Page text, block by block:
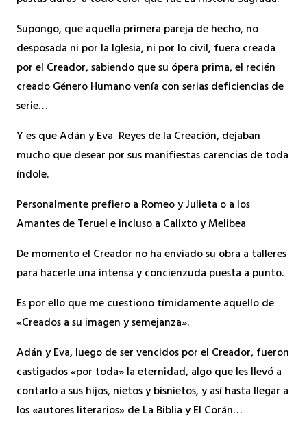
Supongo, que aquella primera pareja de hecho, no
desposada ni por la Iglesia, ni por lo civil, fuera creada
por el Creador, sabiendo que su ópera prima, el recién
creado Género Humano venía con serias deficiencias de
serie…
Y es que Adán y Eva Reyes de la Creación, dejaban
mucho que desear por sus manifiestas carencias de toda
índole.
Personalmente prefiero a Romeo y Julieta o a los
Amantes de Teruel e incluso a Calixto y Melibea
De momento el Creador no ha enviado su obra a talleres
para hacerle una intensa y concienzuda puesta a punto.
Es por ello que me cuestiono tímidamente aquello de
«Creados a su imagen y semejanza».
Adán y Eva, luego de ser vencidos por el Creador, fueron
castigados «por toda» la eternidad, algo que les llevó a
contarlo a sus hijos, nietos y bisnietos, y así hasta llegar a
los «autores literarios» de La Biblia y El Corán…